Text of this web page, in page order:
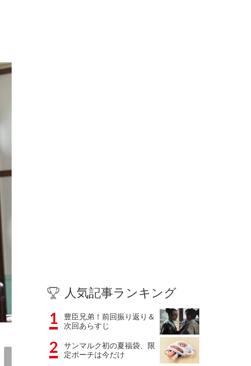
人気記事ランキング
1
豊臣兄弟！前回振り返り＆
次回あらすじ
2
サンマルク初の夏福袋、限
定ポーチは今だけ